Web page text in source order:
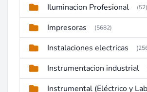
Iluminacion Profesional (52)
Impresoras (5682)
Instalaciones electricas
Instrumentacion industrial